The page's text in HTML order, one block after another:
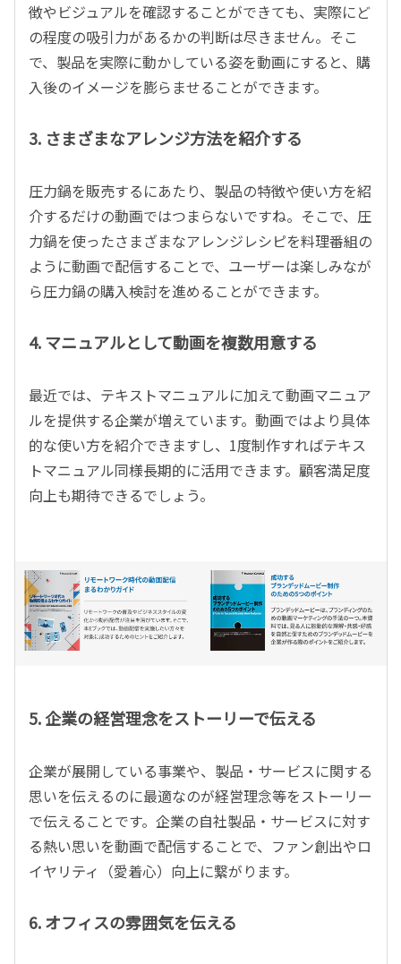
徴やビジュアルを確認することができても、実際にど
の程度の吸引力があるかの判断は尽きません。そこ
で、製品を実際に動かしている姿を動画にすると、購
入後のイメージを膨らませることができます。
3. さまざまなアレンジ方法を紹介する
圧力鍋を販売するにあたり、製品の特徴や使い方を紹
介するだけの動画ではつまらないですね。そこで、圧
力鍋を使ったさまざまなアレンジレシピを料理番組の
ように動画で配信することで、ユーザーは楽しみなが
ら圧力鍋の購入検討を進めることができます。
4. マニュアルとして動画を複数用意する
最近では、テキストマニュアルに加えて動画マニュア
ルを提供する企業が増えています。動画ではより具体
的な使い方を紹介できますし、1度制作すればテキス
トマニュアル同様長期的に活用できます。顧客満足度
向上も期待できるでしょう。
5. 企業の経営理念をストーリーで伝える
企業が展開している事業や、製品・サービスに関する
思いを伝えるのに最適なのが経営理念等をストーリー
で伝えることです。企業の自社製品・サービスに対す
る熱い思いを動画で配信することで、ファン創出やロ
イヤリティ（愛着心）向上に繋がります。
6. オフィスの雰囲気を伝える